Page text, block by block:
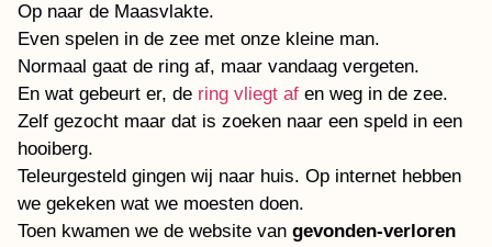
Op naar de Maasvlakte.
Even spelen in de zee met onze kleine man.
Normaal gaat de ring af, maar vandaag vergeten.
En wat gebeurt er, de ring vliegt af en weg in de zee.
Zelf gezocht maar dat is zoeken naar een speld in een
hooiberg.
Teleurgesteld gingen wij naar huis. Op internet hebben
we gekeken wat we moesten doen.
Toen kwamen we de website van gevonden-verloren